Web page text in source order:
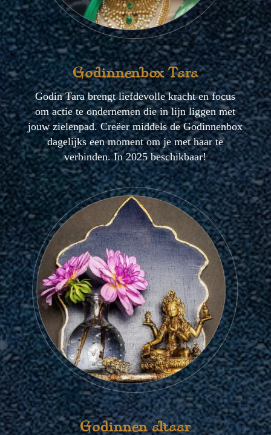
Godinnenbox Tara
Godin Tara brengt liefdevolle kracht en focus
om actie te ondernemen die in lijn liggen met
jouw zielenpad. Creëer middels de Godinnenbox
dagelijks een moment om je met haar te
verbinden. In 2025 beschikbaar!
Godinnen altaar